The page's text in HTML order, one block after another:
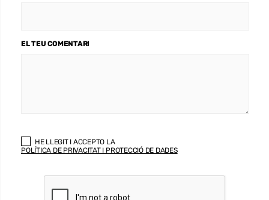
EL TEU COMENTARI
HE LLEGIT I ACCEPTO LA
POLÍTICA DE PRIVACITAT I PROTECCIÓ DE DADES